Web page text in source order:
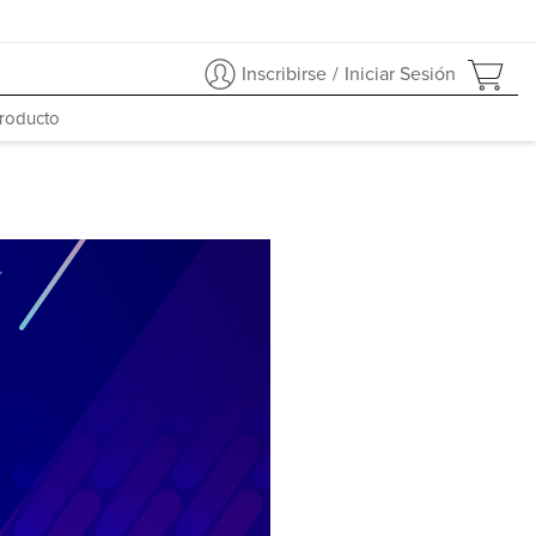
Inscribirse / Iniciar Sesión